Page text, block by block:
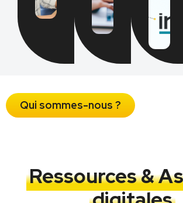
Qui sommes-nous ?
Ressources &